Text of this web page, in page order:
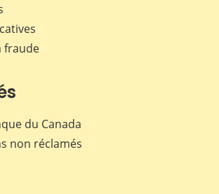
fraude
du Canada
non réclamés